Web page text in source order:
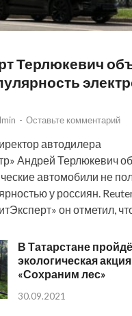
Терлюкевич
- Оставьте комментарий
автодилера
Андрей Терлюкевич
автомобили не
у россиян.
он отметил,
В Татарстане
экологическая акция
«Сохраним лес»
30.09.2021